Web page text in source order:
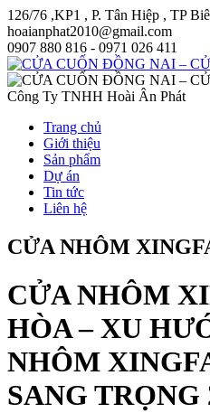
126/76 ,KP1 , P. Tân Hiệp , TP
hoaianphat2010@gmail.com
0907 880 816 - 0971 026 411
Công Ty TNHH Hoài Ân Phát
Trang chủ
Giới thiệu
Sản phẩm
Dự án
Tin tức
Liên hệ
CỬA NHÔM
CỬA NHÔM
HÒA – XU
NHÔM
SANG TRỌNG